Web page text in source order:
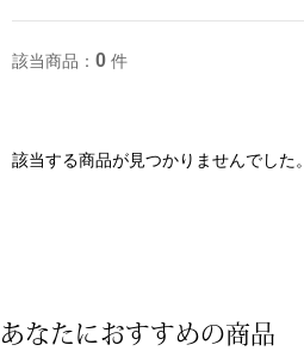
ダーウェア
該当商品： 0 件
該当する商品が見つかりませんでした。
あなたにおすすめの商品